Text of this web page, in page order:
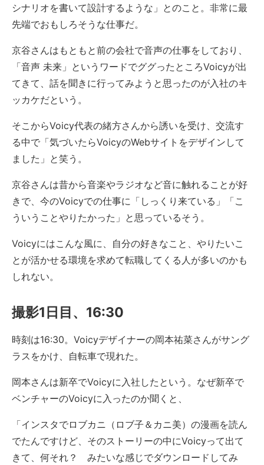
シナリオを書いて設計するような」とのこと。非常に最
先端でおもしろそうな仕事だ。
京谷さんはもともと前の会社で音声の仕事をしており、
「音声 未来」というワードでググったところVoicyが出
てきて、話を聞きに行ってみようと思ったのが入社のキ
ッカケだという。
そこからVoicy代表の緒方さんから誘いを受け、交流す
る中で「気づいたらVoicyのWebサイトをデザインして
ました」と笑う。
京谷さんは昔から音楽やラジオなど音に触れることが好
きで、今のVoicyでの仕事に「しっくり来ている」「こ
ういうことやりたかった」と思っているそう。
Voicyにはこんな風に、自分の好きなこと、やりたいこ
とが活かせる環境を求めて転職してくる人が多いのかも
しれない。
撮影1日目、16:30
時刻は16:30。Voicyデザイナーの岡本祐菜さんがサング
ラスをかけ、自転車で現れた。
岡本さんは新卒でVoicyに入社したという。なぜ新卒で
ベンチャーのVoicyに入ったのか聞くと、
「インスタでロブカニ（ロブ子＆カニ美）の漫画を読ん
でたんですけど、そのストーリーの中にVoicyって出て
きて、何それ？ みたいな感じでダウンロードしてみ